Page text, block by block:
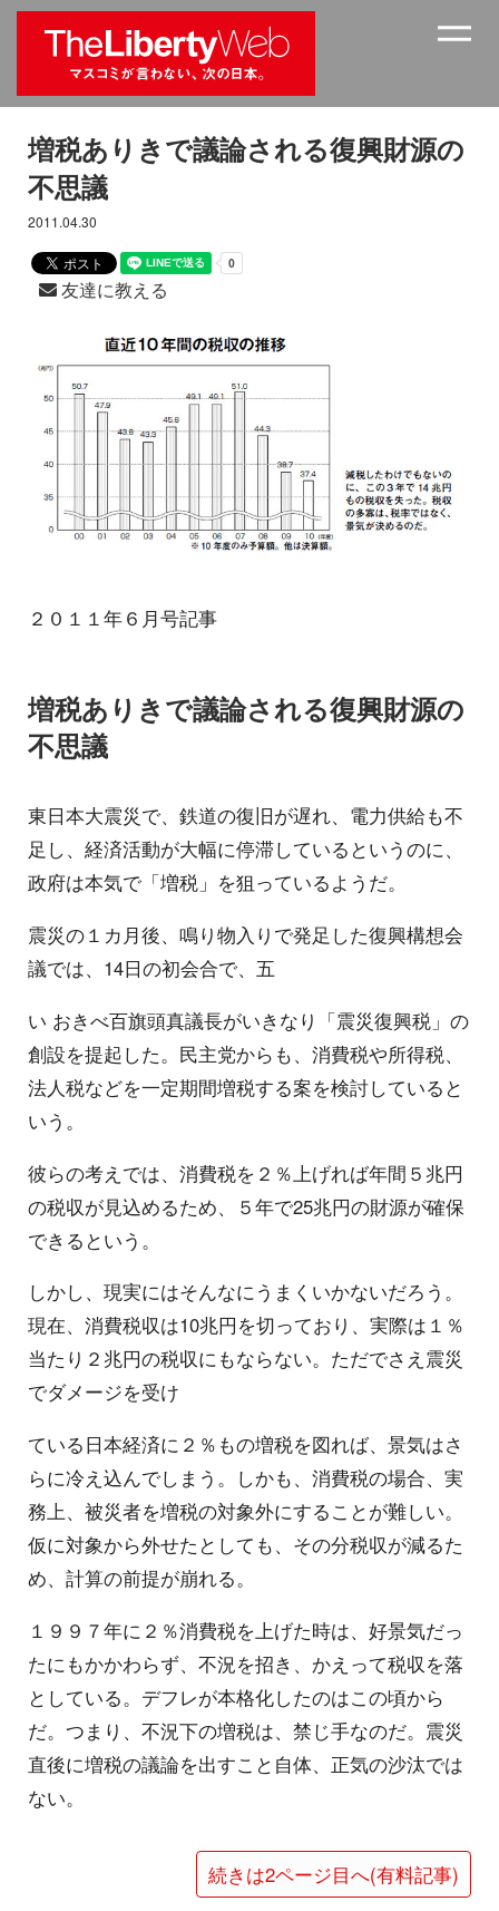
増税ありきで議論される復興財源の
不思議
2011.04.30
友達に教える
２０１１年６月号記事
増税ありきで議論される復興財源の
不思議
東日本大震災で、鉄道の復旧が遅れ、電力供給も不
足し、経済活動が大幅に停滞しているというのに、
政府は本気で「増税」を狙っているようだ。
震災の１カ月後、鳴り物入りで発足した復興構想会
議では、14日の初会合で、五
い おきべ百旗頭真議長がいきなり「震災復興税」の
創設を提起した。民主党からも、消費税や所得税、
法人税などを一定期間増税する案を検討していると
いう。
彼らの考えでは、消費税を２％上げれば年間５兆円
の税収が見込めるため、５年で25兆円の財源が確保
できるという。
しかし、現実にはそんなにうまくいかないだろう。
現在、消費税収は10兆円を切っており、実際は１％
当たり２兆円の税収にもならない。ただでさえ震災
でダメージを受け
ている日本経済に２％もの増税を図れば、景気はさ
らに冷え込んでしまう。しかも、消費税の場合、実
務上、被災者を増税の対象外にすることが難しい。
仮に対象から外せたとしても、その分税収が減るた
め、計算の前提が崩れる。
１９９７年に２％消費税を上げた時は、好景気だっ
たにもかかわらず、不況を招き、かえって税収を落
としている。デフレが本格化したのはこの頃から
だ。つまり、不況下の増税は、禁じ手なのだ。震災
直後に増税の議論を出すこと自体、正気の沙汰では
ない。
続きは2ページ目へ(有料記事)